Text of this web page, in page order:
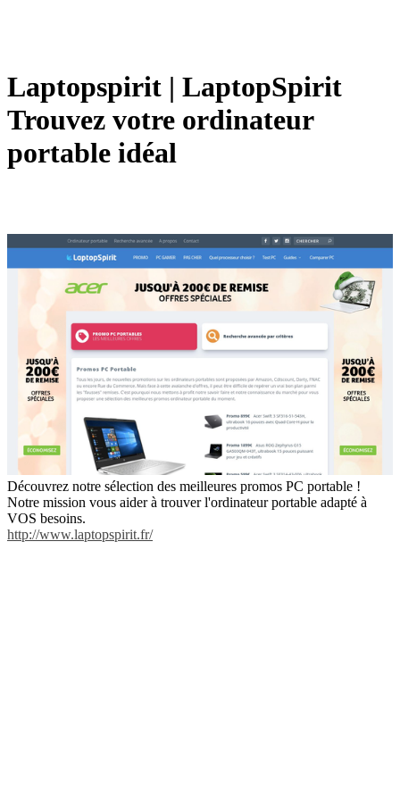
Lap­topspi­rit | Lap­topSpi­rit
Trouvez votre ordinateur
portable idéal
Découvrez notre sélection des meilleures promos PC portable !
Notre mission vous aider à trouver l'ordinateur portable adapté à
VOS besoins.
http://www.laptopspirit.fr/